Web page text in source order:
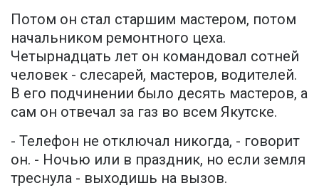
Потом он стал старшим мастером, потом
начальником ремонтного цеха.
Четырнадцать лет он командовал сотней
человек - слесарей, мастеров, водителей.
В его подчинении было десять мастеров, а
сам он отвечал за газ во всем Якутске.
- Телефон не отключал никогда, - говорит
он. - Ночью или в праздник, но если земля
треснула - выходишь на вызов.